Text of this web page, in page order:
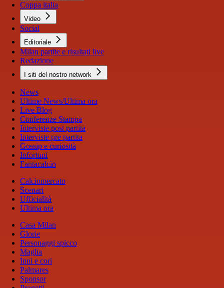
Coppa italia
Video
Social
Editoriale
Milan partite e risultati live
Redazione
I siti del nostro network
News
Ultime News/Ultima ora
Live Blog
Conferenze Stampa
Interviste post partita
Interviste pre partita
Gossip e curiosità
Infortuni
Fantacalcio
Calciomercato
Scenari
Ufficialità
Ultima ora
Casa Milan
Glorie
Personaggi spicco
Maglia
Inni e cori
Palmares
Sponsor